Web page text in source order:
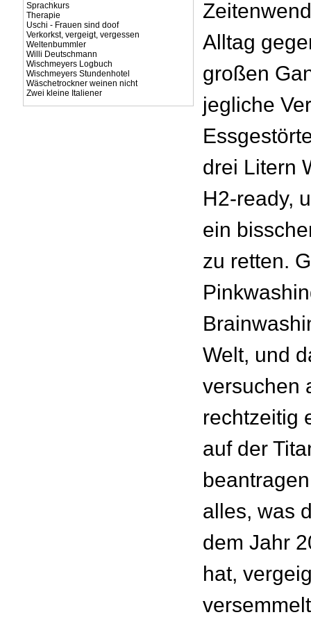
Sprachkurs
Therapie
Uschi - Frauen sind doof
Verkorkst, vergeigt, vergessen
Weltenbummler
Willi Deutschmann
Wischmeyers Logbuch
Wischmeyers Stundenhotel
Wäschetrockner weinen nicht
Zwei kleine Italiener
Alltag
großen
jegliche
drei Litern
H2-ready,
ein
zu retten.
Welt, und
versuchen
rechtzeitig
auf der
alles, was
dem Jahr
hat,